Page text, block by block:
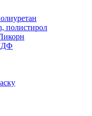
полистирол